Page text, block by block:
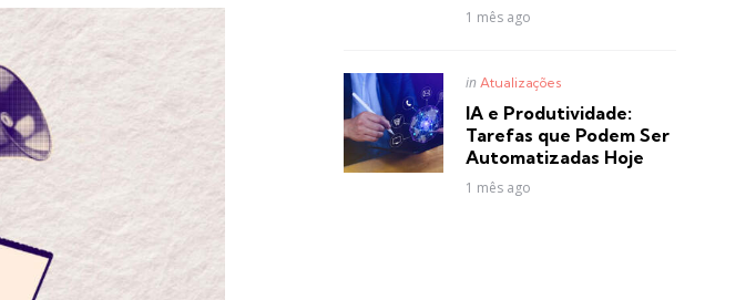
1 mês ago
Posted
in Atualizações
IA e Produtividade:
Tarefas que Podem Ser
Automatizadas Hoje
1 mês ago